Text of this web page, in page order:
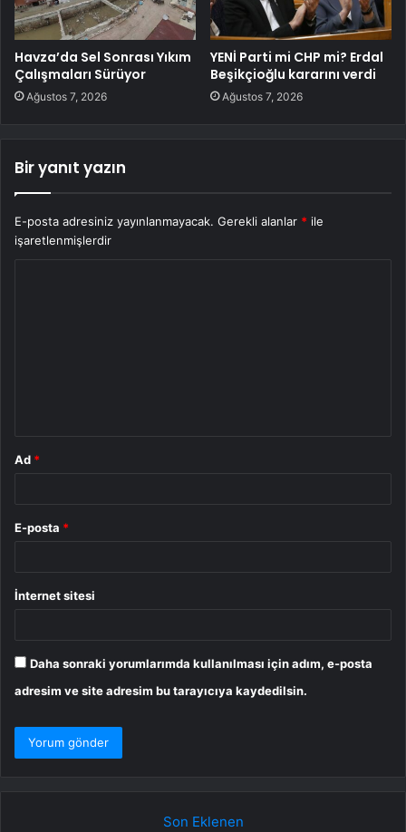
Havza’da Sel Sonrası Yıkım
Çalışmaları Sürüyor
Ağustos 7, 2026
YENİ Parti mi CHP mi? Erdal
Beşikçioğlu kararını verdi
Ağustos 7, 2026
Bir yanıt yazın
E-posta adresiniz yayınlanmayacak. Gerekli alanlar * ile
işaretlenmişlerdir
Ad *
E-posta *
İnternet sitesi
Daha sonraki yorumlarımda kullanılması için adım, e-posta
adresim ve site adresim bu tarayıcıya kaydedilsin.
Son Eklenen